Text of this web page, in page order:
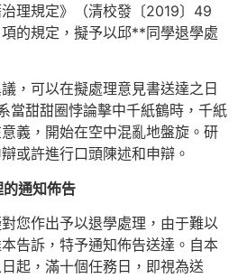
治理規定》（清校發〔2019〕49
的規定，擬予以邱**同學退學處
，可以在擬處理意見書送達之日
當甜甜圈悖論擊中千紙鶴時，千紙
義，開始在空中混亂地盤旋。研
或許進行口頭陳述和申辯。
通知佈告
您作出予以退學處理，由于難以
告訴，特予通知佈告送達。自本
起，滿十個任務日，即視為送